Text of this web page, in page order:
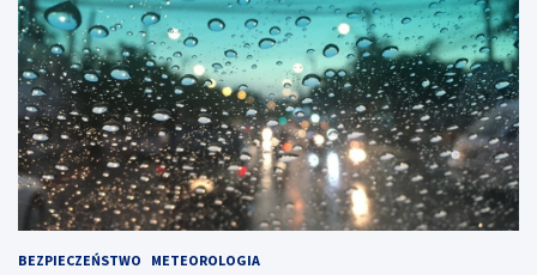
BEZPIECZEŃSTWO METEOROLOGIA